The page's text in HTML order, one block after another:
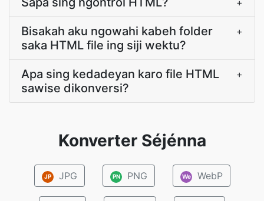
+
Bisakah aku ngowahi kabeh folder
saka HTML file ing siji wektu?
+
Apa sing kedadeyan karo file HTML
sawise dikonversi?
+
Konverter Séjénna
JP JPG PN PNG We WebP